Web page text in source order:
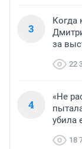
3
Когда
за
22
4
«Не
убила
18